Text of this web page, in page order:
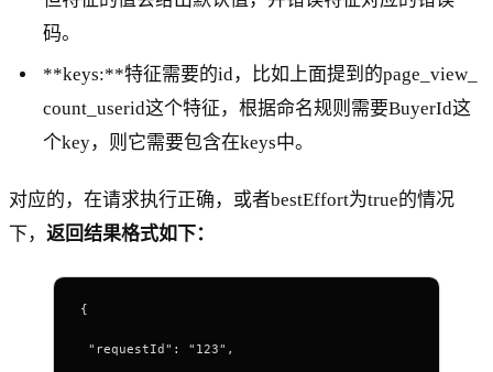
码。
**keys:**特征需要的id，比如上面提到的page_view_
count_userid这个特征，根据命名规则需要BuyerId这
个key，则它需要包含在keys中。
对应的，在请求执行正确，或者bestEffort为true的情况
下， 返回结果格式如下：
{
"requestId": "123",